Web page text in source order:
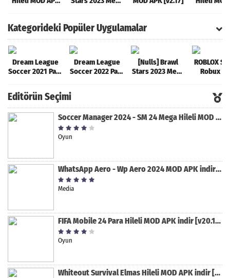
Kategorideki Popüler Uygulamalar
Dream League
Soccer 2021 Para
[v8.31]
Dream League
Soccer 2022 Para
[Nulls] Brawl
Stars 2023 Mega
ROBLOX
Robux
Editörün Seçimi
Soccer Manager 2024 - SM 24 Mega Hileli MOD APK indir [v3.0.0]
Oyun
WhatsApp Aero - Wp Aero 2024 MOD APK indir [v10.0.2]
Media
FIFA Mobile 24 Para Hileli MOD APK indir [v20.1.02]
Oyun
Whiteout Survival Elmas Hileli MOD APK indir [v1.13.1]